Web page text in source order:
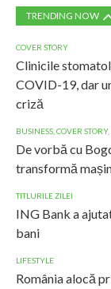
TRENDING NOW
COVER STORY
Clinicile
COVID-19, dar
criză
BUSINESS COVER STORY,
De vorbă cu
transformă
TITLURILE ZILEI
ING Bank a
bani
LIFESTYLE
România alocă